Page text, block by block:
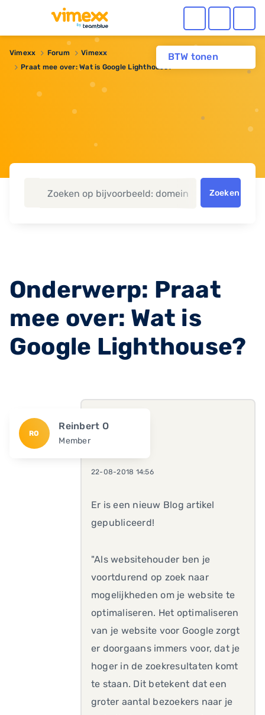
BTW tonen
Vimexx Forum
Vimexx
Praat mee over: Wat is Google Lighthouse?
Zoeken
Onderwerp: Praat
mee over: Wat is
Google Lighthouse?
RO
Reinbert O
Member
22-08-2018 14:56
Er is een nieuw Blog artikel
gepubliceerd!
"Als websitehouder ben je
voortdurend op zoek naar
mogelijkheden om je website te
optimaliseren. Het optimaliseren
van je website voor Google zorgt
er doorgaans immers voor, dat je
hoger in de zoekresultaten komt
te staan. Dit betekent dat een
groter aantal bezoekers naar je